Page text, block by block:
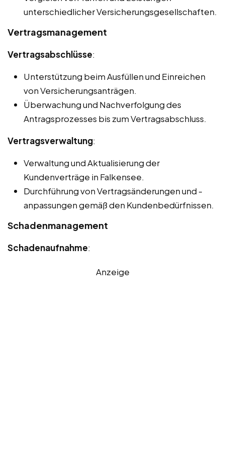
unterschiedlicher Versicherungsgesellschaften.
Vertragsmanagement
Vertragsabschlüsse:
Unterstützung beim Ausfüllen und Einreichen
von Versicherungsanträgen.
Überwachung und Nachverfolgung des
Antragsprozesses bis zum Vertragsabschluss.
Vertragsverwaltung:
Verwaltung und Aktualisierung der
Kundenverträge in Falkensee.
Durchführung von Vertragsänderungen und -
anpassungen gemäß den Kundenbedürfnissen.
Schadenmanagement
Schadenaufnahme:
Anzeige